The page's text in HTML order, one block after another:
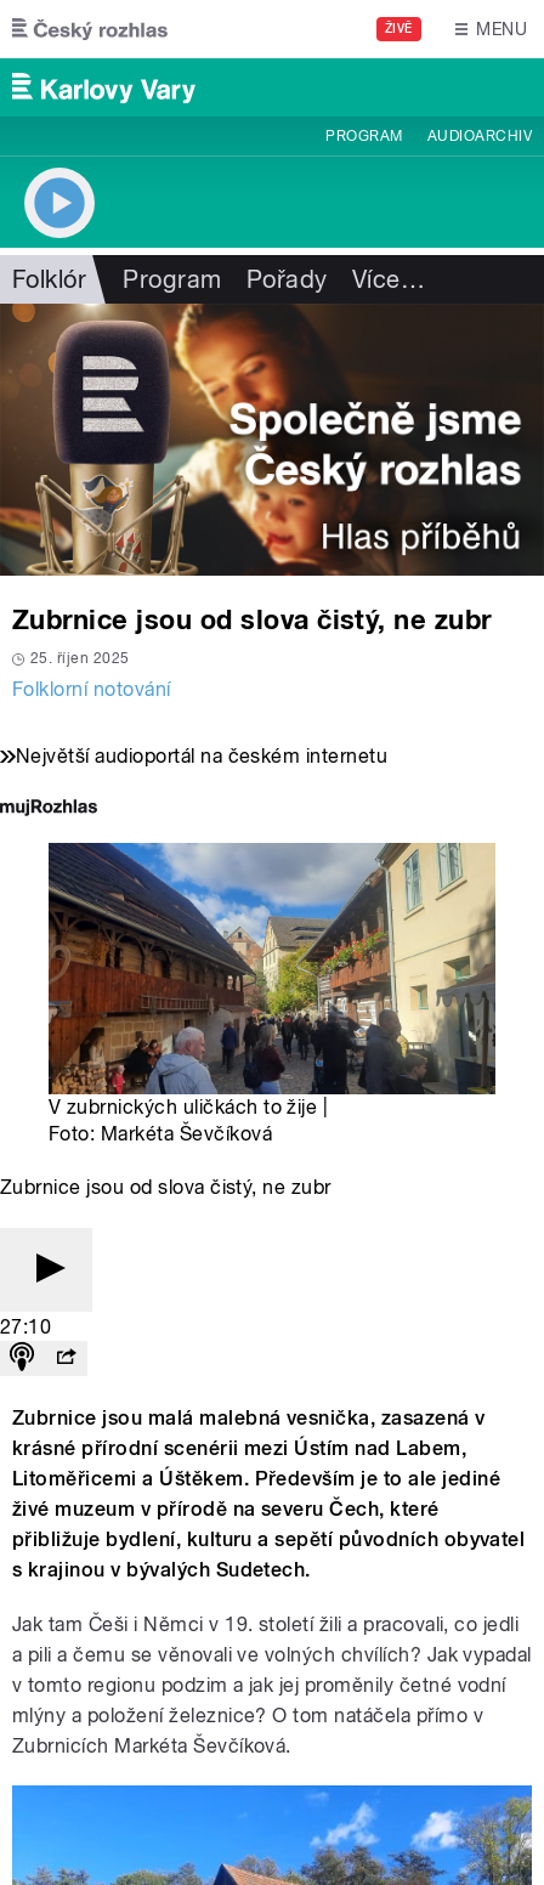
Přejít k hlavnímu obsahu
ŽIVĚ MENU
PROGRAM AUDIOARCHIV
Folklór Program Pořady Více…
Zubrnice jsou od slova čistý, ne zubr
25. říjen 2025
Folklorní notování
Největší audioportál na českém internetu
V zubrnických uličkách to žije |
Foto: Markéta Ševčíková
Zubrnice jsou od slova čistý, ne zubr
27:10
Zubrnice jsou malá malebná vesnička, zasazená v
krásné přírodní scenérii mezi Ústím nad Labem,
Litoměřicemi a Úštěkem. Především je to ale jediné
živé muzeum v přírodě na severu Čech, které
přibližuje bydlení, kulturu a sepětí původních obyvatel
s krajinou v bývalých Sudetech.
Jak tam Češi i Němci v 19. století žili a pracovali, co jedli
a pili a čemu se věnovali ve volných chvílích? Jak vypadal
v tomto regionu podzim a jak jej proměnily četné vodní
mlýny a položení železnice? O tom natáčela přímo v
Zubrnicích Markéta Ševčíková.